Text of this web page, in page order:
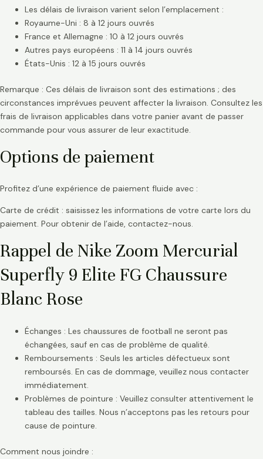
Les délais de livraison varient selon l’emplacement :
Royaume-Uni : 8 à 12 jours ouvrés
France et Allemagne : 10 à 12 jours ouvrés
Autres pays européens : 11 à 14 jours ouvrés
États-Unis : 12 à 15 jours ouvrés
Remarque : Ces délais de livraison sont des estimations ; des
circonstances imprévues peuvent affecter la livraison. Consultez les
frais de livraison applicables dans votre panier avant de passer
commande pour vous assurer de leur exactitude.
Options de paiement
Profitez d’une expérience de paiement fluide avec :
Carte de crédit : saisissez les informations de votre carte lors du
paiement. Pour obtenir de l’aide, contactez-nous.
Rappel de Nike Zoom Mercurial
Superfly 9 Elite FG Chaussure
Blanc Rose
Échanges : Les chaussures de football ne seront pas
échangées, sauf en cas de problème de qualité.
Remboursements : Seuls les articles défectueux sont
remboursés. En cas de dommage, veuillez nous contacter
immédiatement.
Problèmes de pointure : Veuillez consulter attentivement le
tableau des tailles. Nous n’acceptons pas les retours pour
cause de pointure.
Comment nous joindre :